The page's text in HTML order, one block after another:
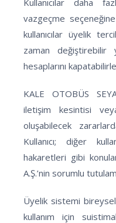
Kullanıcılar daha
vazgeçme
kullanıcılar üyelik
zaman değiştirebilir
hesaplarını
KALE OTOBÜS
iletişim kesintisi
oluşabilecek
Kullanıcı; diğer
hakaretleri gibi
A.Ş.’nin sorumlu
Üyelik sistemi
kullanım için